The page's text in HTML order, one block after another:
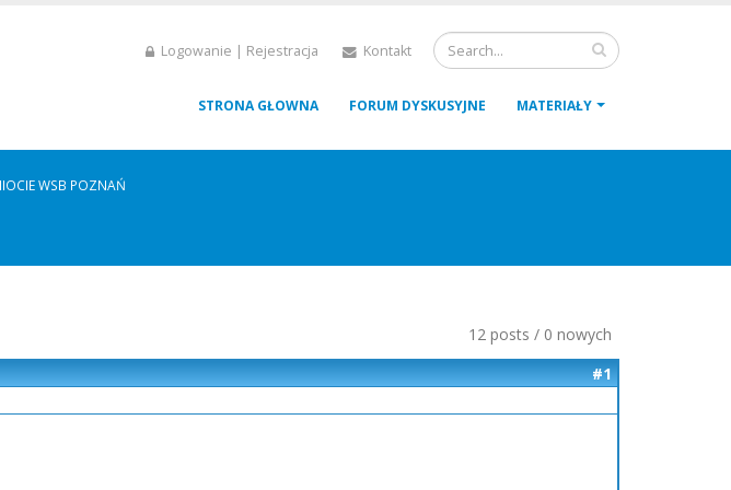
Logowanie | Rejestracja Kontakt
STRONA GŁOWNA FORUM DYSKUSYJNE MATERIAŁY
WSB POZNAŃ
12 posts / 0 nowych
#1